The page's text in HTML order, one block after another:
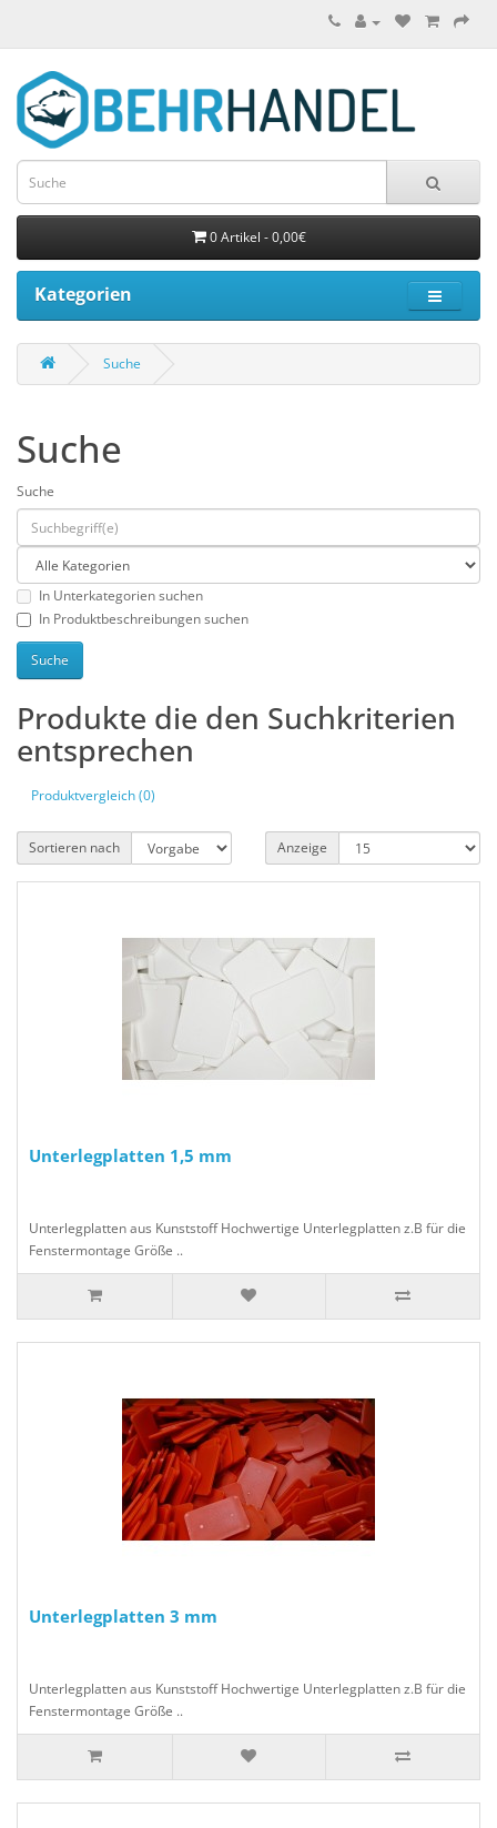
0 Artikel - 0,00€
Kategorien
Suche
Suche
Suche
In Unterkategorien suchen
In Produktbeschreibungen suchen
Produkte die den Suchkriterien
entsprechen
Produktvergleich (0)
Sortieren nach Anzeige
Unterlegplatten 1,5 mm
Unterlegplatten aus Kunststoff Hochwertige Unterlegplatten z.B für die
Fenstermontage Größe ..
Unterlegplatten 3 mm
Unterlegplatten aus Kunststoff Hochwertige Unterlegplatten z.B für die
Fenstermontage Größe ..